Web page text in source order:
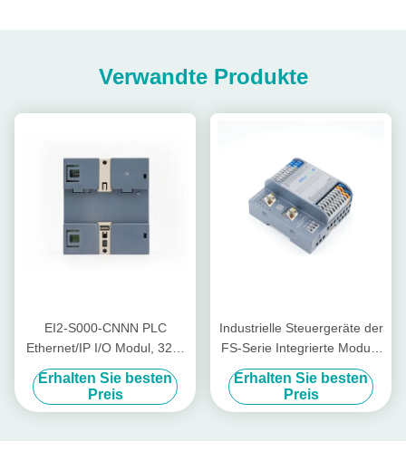
Verwandte Produkte
EI2-S000-CNNN PLC
Ethernet/IP I/O Modul, 32DI
Bidirektionaler Eingang,
RoHS zertifiziert,
Industrieautomation
Erhalten Sie besten
Preis
Industrielle Steuergeräte der
FS-Serie Integrierte Module
I/O PN-HH00-C0NN für
höhere Produktivität
Erhalten Sie besten
Preis